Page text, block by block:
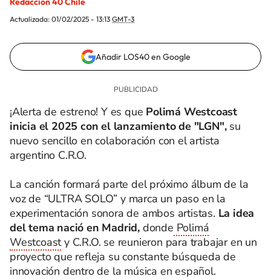
Actualizada: 01/02/2025 - 13:13 GMT-3
Añadir LOS40 en Google
¡Alerta de estreno! Y es que Polimá Westcoast
inicia el 2025 con el lanzamiento de "LGN",su
nuevo sencillo en colaboración con el artista
argentino C.R.O.
La canción formará parte del próximo álbum de la
voz de “ULTRA SOLO” y marca un paso en la
experimentación sonora de ambos artistas. La idea
del tema nació en Madrid, donde Polimá
Westcoasty C.R.O. se reunieron para trabajar en un
proyecto que refleja su constante búsqueda de
innovación dentro de la música en español.